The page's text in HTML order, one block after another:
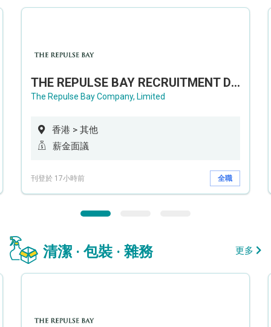
THE REPULSE BAY RECRUITMENT DAY 淺水灣影灣園人才招聘會
The Repulse Bay Company, Limited
香港 > 其他
薪金面議
刊登於 17小時前 全職
清潔 · 包裝 · 雜務 更多